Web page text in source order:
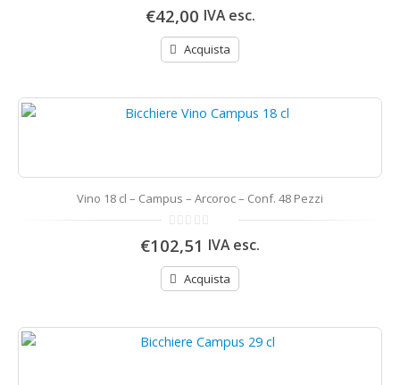
0
di
€42,00 IVA esc.
Acquista
Vino 18 cl – Campus – Arcoroc – Conf. 48 Pezzi
0
di
€102,51 IVA esc.
Acquista